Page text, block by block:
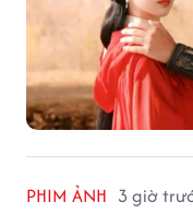
PHIM ẢNH 3 giờ